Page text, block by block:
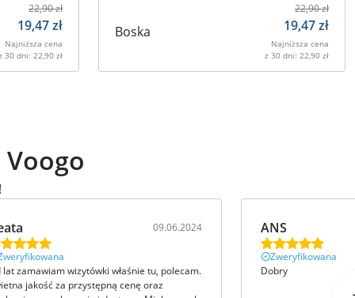
22,90zł
19,47zł
Najniższa cena
30 dni: 22,90 zł
Boska
22,90zł
19,47zł
Najniższa cena
z 30 dni: 22,90 zł
09.06.2024
lat zamawiam wizytówki właśnie tu, polecam.
jakość za przystępną cenę oraz
ANS
Zweryfikowana
Dobry